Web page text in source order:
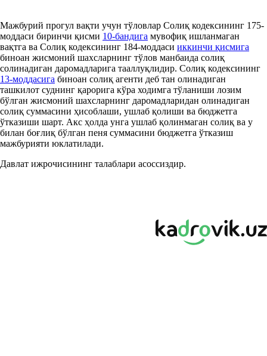
Мажбурий прогул вақти учун тўловлар Солиқ кодексининг 175-
моддаси биринчи қисми 10-бандига мувофиқ ишланмаган
вақтга ва Солиқ кодексининг 184-моддаси иккинчи қисмига
биноан жисмоний шахсларнинг тўлов манбаида солиқ
солинадиган даромадларига тааллуқлидир. Солиқ кодексининг
13-моддасига биноан солиқ агенти деб тан олинадиган
ташкилот суднинг қарорига кўра ходимга тўланиши лозим
бўлган жисмоний шахсларнинг даромадларидан олинадиган
солиқ суммасини ҳисоблаши, ушлаб қолиши ва бюджетга
ўтказиши шарт. Акс ҳолда унга ушлаб қолинмаган солиқ ва у
билан боғлиқ бўлган пеня суммасини бюджетга ўтказиш
мажбурияти юклатилади.
Давлат ижрочисининг талаблари асоссиздир.